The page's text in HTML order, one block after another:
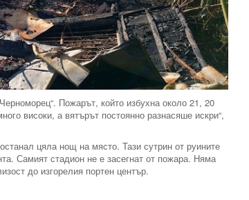
Пожарът, който избухна около 21, 20
високи, а вятърът постоянно разнасяше искри“,
цяла нощ на място. Тази сутрин от руините
Самият стадион не е засегнат от пожара. Няма
до изгорелия портен център.